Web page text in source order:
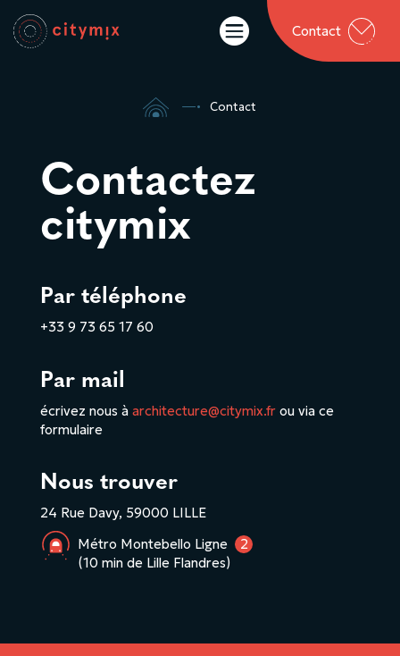
 Contact
 5 Contact
Contactez
citymix
Par téléphone
+33 9 73 65 17 60
Par mail
écrivez nous à architecture@citymix.frou via ce
formulaire
Nous trouver
24 Rue Davy, 59000 LILLE
Métro Montebello Ligne
2
(10 min de Lille Flandres)